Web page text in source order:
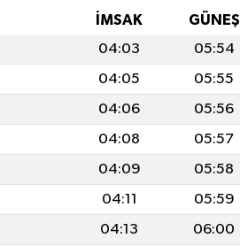
İMSAK GÜNEŞ
04:03 05:54
04:05 05:55
04:06 05:56
04:08 05:57
04:09 05:58
04:11 05:59
04:13 06:00